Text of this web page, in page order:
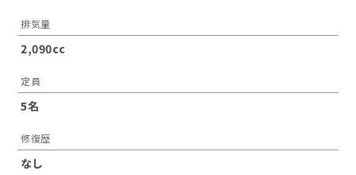
排気量
2,090cc
定員
5名
修復歴
なし